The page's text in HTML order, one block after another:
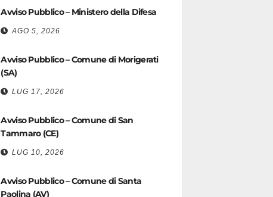
Avviso Pubblico – Ministero della Difesa
AGO 5, 2026
Avviso Pubblico – Comune di Morigerati
(SA)
LUG 17, 2026
Avviso Pubblico – Comune di San
Tammaro (CE)
LUG 10, 2026
Avviso Pubblico – Comune di Santa
Paolina (AV)